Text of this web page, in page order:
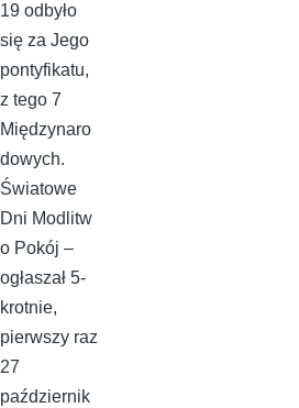
19 odbyło
się za Jego
pontyfikatu,
z tego 7
Międzynaro
dowych.
Światowe
Dni Modlitw
o Pokój –
ogłaszał 5-
krotnie,
pierwszy raz
27
październik